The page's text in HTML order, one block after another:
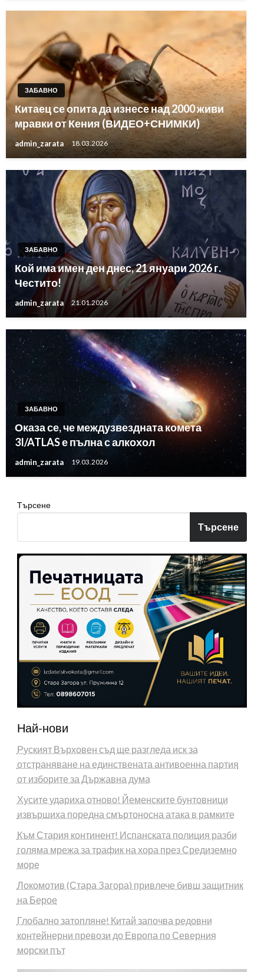
ЗАБАВНО
Китаец се опита да изнесе над 2000 живи
мравки от Кения (ВИДЕО+СНИМКИ)
admin_zarata 18.03.2026
ЗАБАВНО
Кой има имен ден днес, 21 януари 2026 г.
Честито!
admin_zarata 21.01.2026
ЗАБАВНО
Оказа се, че междузвездната комета
3I/ATLAS е пълна с алкохол
admin_zarata 19.03.2026
Търсене
Търсене
Най-нови
Руският Върховен съд ще разгледа иск за
отстраняване на единствената антивоенна партия
от изборите за Държавна дума
Хусите удариха отново! Йеменските бунтовници
извършиха поредна смъртоносна атака в рамките
Към Стария континент! Испанската полиция разби
голяма мрежа за трафик на хора през Средиземно
море
Локомотив (Стара Загора) привлече бивш защитник
на Берое
Глобално затопляне! Китай започва редовни
контейнерни превози до Европа по Северния
морски път